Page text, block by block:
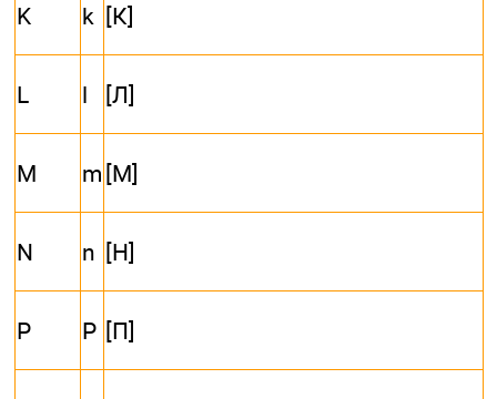
K k [К]
L l [Л]
M m [М]
N n [Н]
P P [П]